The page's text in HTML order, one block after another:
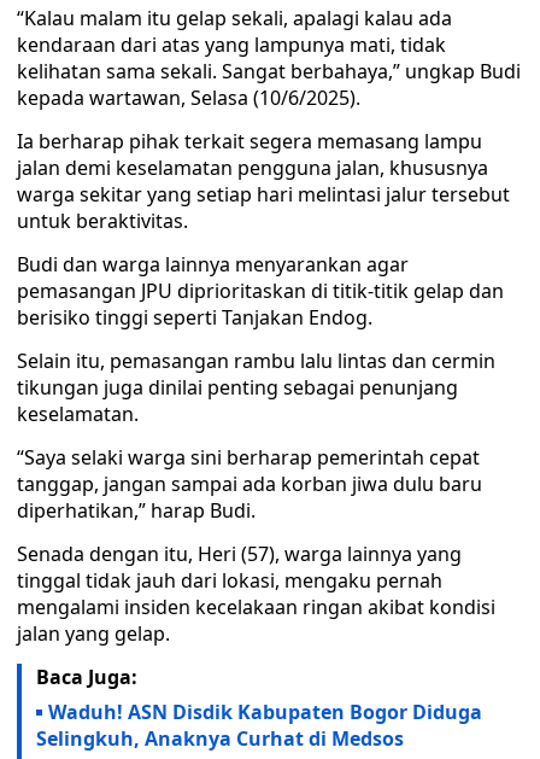
“Kalau malam itu gelap sekali, apalagi kalau ada
kendaraan dari atas yang lampunya mati, tidak
kelihatan sama sekali. Sangat berbahaya,” ungkap Budi
kepada wartawan, Selasa (10/6/2025).
Ia berharap pihak terkait segera memasang lampu
jalan demi keselamatan pengguna jalan, khususnya
warga sekitar yang setiap hari melintasi jalur tersebut
untuk beraktivitas.
Budi dan warga lainnya menyarankan agar
pemasangan JPU diprioritaskan di titik-titik gelap dan
berisiko tinggi seperti Tanjakan Endog.
Selain itu, pemasangan rambu lalu lintas dan cermin
tikungan juga dinilai penting sebagai penunjang
keselamatan.
“Saya selaki warga sini berharap pemerintah cepat
tanggap, jangan sampai ada korban jiwa dulu baru
diperhatikan,” harap Budi.
Senada dengan itu, Heri (57), warga lainnya yang
tinggal tidak jauh dari lokasi, mengaku pernah
mengalami insiden kecelakaan ringan akibat kondisi
jalan yang gelap.
Baca Juga:
Waduh! ASN Disdik Kabupaten Bogor Diduga
Selingkuh, Anaknya Curhat di Medsos